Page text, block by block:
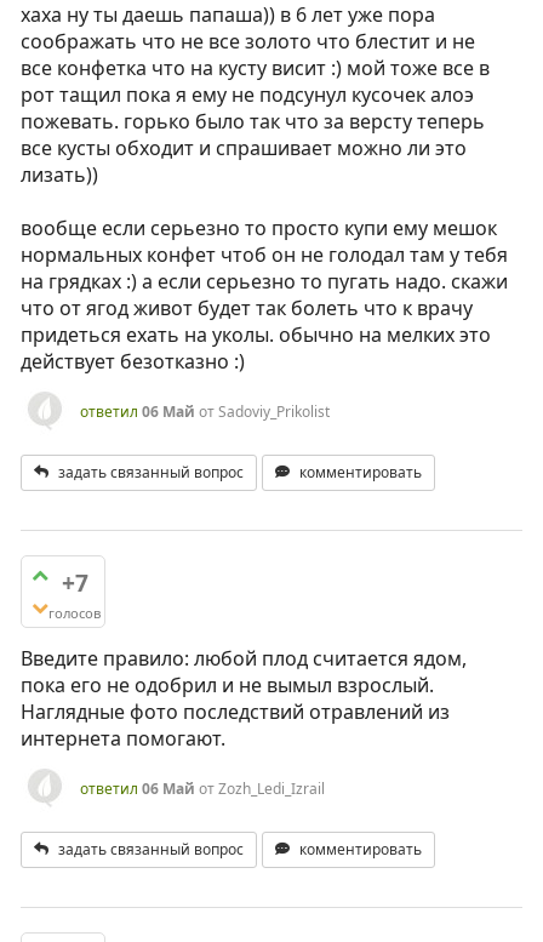
хаха ну ты даешь папаша)) в 6 лет уже пора
соображать что не все золото что блестит и не
все конфетка что на кусту висит :) мой тоже все в
рот тащил пока я ему не подсунул кусочек алоэ
пожевать. горько было так что за версту теперь
все кусты обходит и спрашивает можно ли это
лизать))
вообще если серьезно то просто купи ему мешок
нормальных конфет чтоб он не голодал там у тебя
на грядках :) а если серьезно то пугать надо. скажи
что от ягод живот будет так болеть что к врачу
придеться ехать на уколы. обычно на мелких это
действует безотказно :)
ответил 06 Май отSadoviy_Prikolist
задать связанный вопрос комментировать
+7
голосов
Введите правило: любой плод считается ядом,
пока его не одобрил и не вымыл взрослый.
Наглядные фото последствий отравлений из
интернета помогают.
ответил 06 Май отZozh_Ledi_Izrail
задать связанный вопрос комментировать